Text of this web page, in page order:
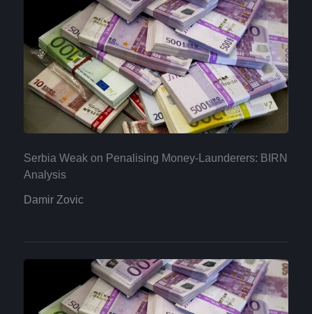
Serbia Weak on Penalising Money-Launderers: BIRN
Analysis
Damir Zovic